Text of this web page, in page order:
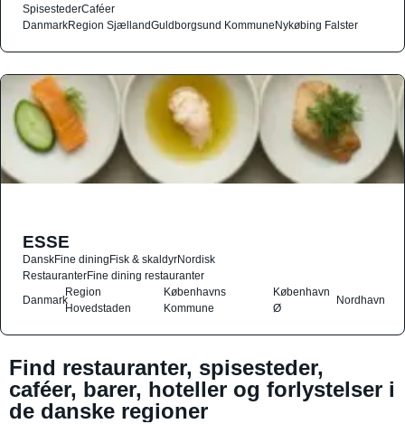
SpisestederCaféer
DanmarkRegion SjællandGuldborgsund KommuneNykøbing Falster
ESSE
DanskFine diningFisk & skaldyrNordisk
RestauranterFine dining restauranter
Danmark
Region
Hovedstaden
Københavns
Kommune
København
Ø
Nordhavn
Find restauranter, spisesteder,
caféer, barer, hoteller og forlystelser i
de danske regioner